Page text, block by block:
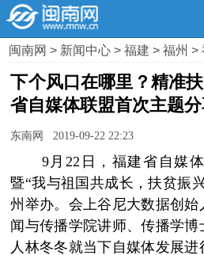
闽南网> 新闻中心>福建>福州>
下个风口在哪里？精准
省自媒体联盟首次主题
东南网 2019-09-22 22:23
9月22日，福建省自媒体
暨“我与祖国共成长，扶贫振
州举办。会上谷尼大数据创
闻与传播学院讲师、传播学
人林冬冬就当下自媒体发展